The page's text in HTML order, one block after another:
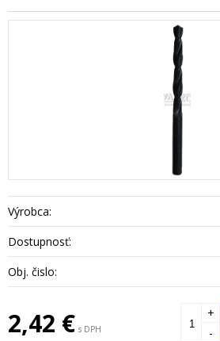
Výrobca:
Dostupnosť:
Obj. čislo:
2,42 € s DPH
+
-